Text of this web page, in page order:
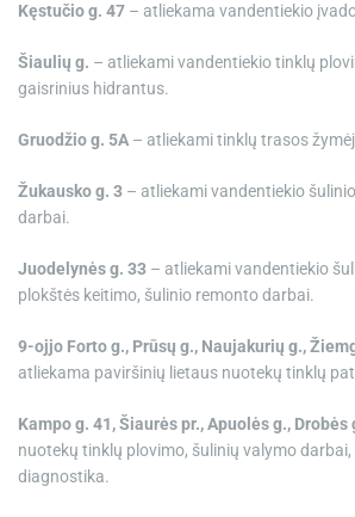
Kęstučio g. 47 – atliekama vandentiekio
Šiaulių g. – atliekami vandentiekio tinklų
gaisrinius hidrantus.
Gruodžio g. 5A – atliekami tinklų trasos
Žukausko g. 3 – atliekami vandentiekio
darbai.
Juodelynės g. 33 – atliekami vandentiekio
plokštės keitimo, šulinio remonto darbai.
9-ojjo Forto g., Prūsų g., Naujakurių g.,
atliekama paviršinių lietaus nuotekų tinklų
Kampo g. 41, Šiaurės pr., Apuolės g., Drobės
nuotekų tinklų plovimo, šulinių valymo
diagnostika.